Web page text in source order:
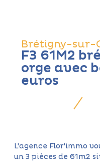
Brétigny-sur-
F3 61M2
orge avec
euros
L'agence Flor'immo
un 3 pièces de 61m2